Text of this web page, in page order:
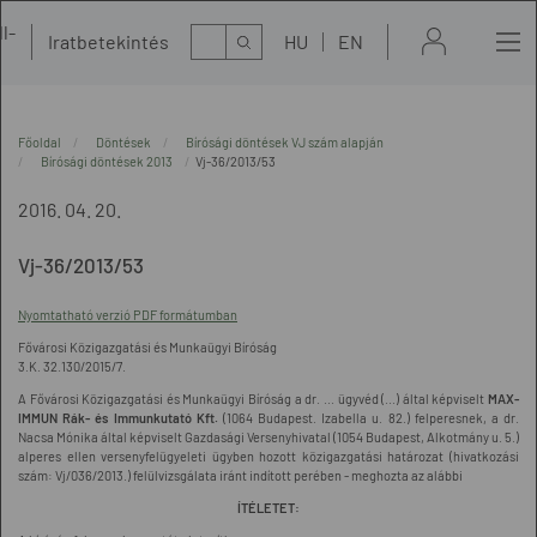
Iratbetekintés Kereső HU EN
Főoldal Döntések
Bírósági döntések VJ szám alapján
Bírósági döntések 2013
Vj-36/2013/53
2016. 04. 20.
Vj-36/2013/53
Nyomtatható verzió PDF formátumban
Fővárosi Közigazgatási és Munkaügyi Bíróság
3.K. 32.130/2015/7.
A Fővárosi Közigazgatási és Munkaügyi Bíróság a dr. ... ügyvéd (...) által képviselt MAX-
IMMUN Rák- és Immunkutató Kft. (1064 Budapest. Izabella u. 82.) felperesnek, a dr.
Nacsa Mónika által képviselt Gazdasági Versenyhivatal (1054 Budapest, Alkotmány u. 5.)
alperes ellen versenyfelügyeleti ügyben hozott közigazgatási határozat (hivatkozási
szám: Vj/036/2013.) felülvizsgálata iránt indított perében - meghozta az alábbi
ÍTÉLETET: